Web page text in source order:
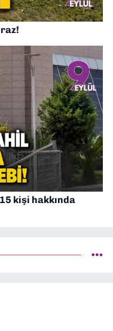
kişi hakkında